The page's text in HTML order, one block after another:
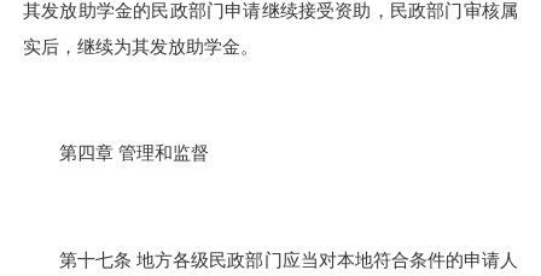
其发放助学金的民政部门申请继续接受资助，民政部门审核属
实后，继续为其发放助学金。
第四章 管理和监督
第十七条 地方各级民政部门应当对本地符合条件的申请人